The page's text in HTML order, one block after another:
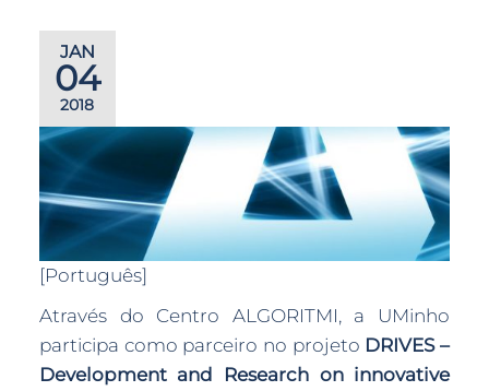
JAN
04
2018
[Português]
Através do Centro ALGORITMI, a UMinho
participa como parceiro no projeto DRIVES –
Development and Research on innovative